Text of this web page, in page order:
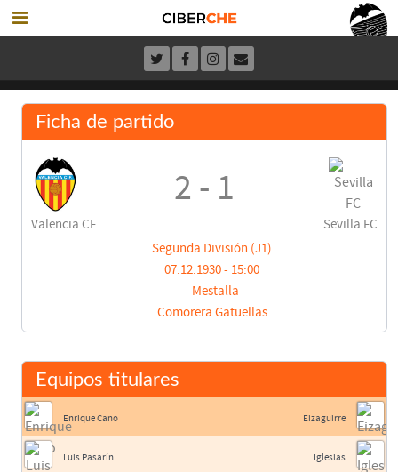
Ficha de partido
Valencia CF
2 - 1
Sevilla FC
Segunda División (J1)
07.12.1930 - 15:00
Mestalla
Comorera Gatuellas
Equipos titulares
Enrique Cano
Luis Pasarín
Eizaguirre
Iglesias